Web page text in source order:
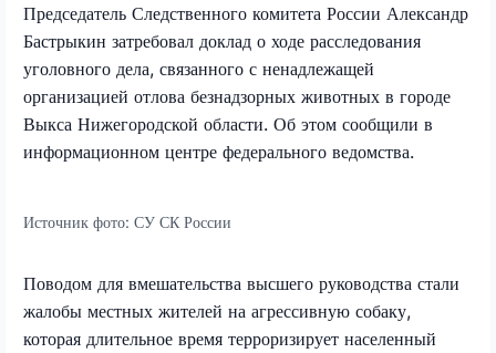
Председатель Следственного комитета России Александр
Бастрыкин затребовал доклад о ходе расследования
уголовного дела, связанного с ненадлежащей
организацией отлова безнадзорных животных в городе
Выкса Нижегородской области. Об этом сообщили в
информационном центре федерального ведомства.
Источник фото: СУ СК России
Поводом для вмешательства высшего руководства стали
жалобы местных жителей на агрессивную собаку,
которая длительное время терроризирует населенный